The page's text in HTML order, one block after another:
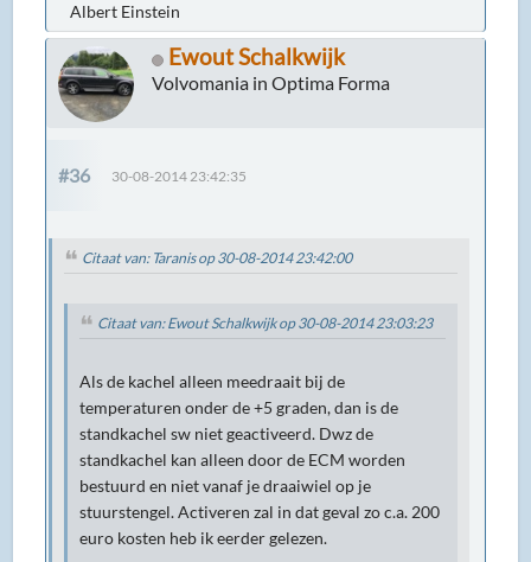
Albert Einstein
Ewout Schalkwijk
Volvomania in Optima Forma
#36 30-08-2014 23:42:35
Citaat van: Taranis op 30-08-2014 23:42:00
Citaat van: Ewout Schalkwijk op 30-08-2014 23:03:23
Als de kachel alleen meedraait bij de
temperaturen onder de +5 graden, dan is de
standkachel sw niet geactiveerd. Dwz de
standkachel kan alleen door de ECM worden
bestuurd en niet vanaf je draaiwiel op je
stuurstengel. Activeren zal in dat geval zo c.a. 200
euro kosten heb ik eerder gelezen.